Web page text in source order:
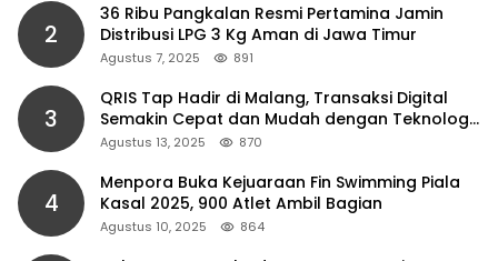
2
36 Ribu Pangkalan Resmi Pertamina Jamin
Distribusi LPG 3 Kg Aman di Jawa Timur
Agustus 7, 2025 891
3
QRIS Tap Hadir di Malang, Transaksi Digital
Semakin Cepat dan Mudah dengan Teknologi
NFC
Agustus 13, 2025 870
4
Menpora Buka Kejuaraan Fin Swimming Piala
Kasal 2025, 900 Atlet Ambil Bagian
Agustus 10, 2025 864